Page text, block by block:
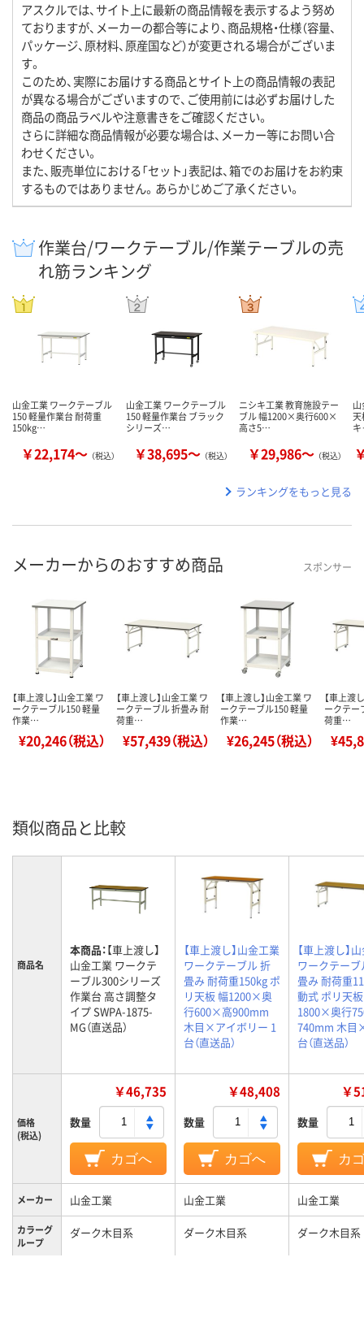
アスクルでは、サイト上に最新の商品情報を表示するよう努め
ておりますが、メーカーの都合等により、商品規格・仕様（容量、
パッケージ、原材料、原産国など）が変更される場合がございま
す。
このため、実際にお届けする商品とサイト上の商品情報の表記
が異なる場合がございますので、ご使用前には必ずお届けした
商品の商品ラベルや注意書きをご確認ください。
さらに詳細な商品情報が必要な場合は、メーカー等にお問い合
わせください。
また、販売単位における「セット」表記は、箱でのお届けをお約束
するものではありません。あらかじめご了承ください。
作業台/ワークテーブル/作業テーブルの売
れ筋ランキング
山金工業 ワークテーブル
150 軽量作業台 耐荷重
150kg…
￥22,174～ （税込）
山金工業 ワークテーブル
150 軽量作業台 ブラック
シリーズ…
￥38,695～ （税込）
ニシキ工業 教育施設テー
ブル 幅1200×奥行600×
高さ5…
￥29,986～ （税込）
天
ランキングをもっと見る
メーカーからのおすすめ商品 スポンサー
【車上渡し】山金工業 ワ
ークテーブル150 軽量
作業…
¥20,246（税込）
【車上渡し】山金工業 ワ
ークテーブル 折畳み 耐
荷重…
¥57,439（税込）
【車上渡し】山金工業 ワ
ークテーブル150 軽量
作業…
¥26,245（税込）
【車上渡
ークテー
荷重…
類似商品と比較
商品名
本商品：【車上渡し】
山金工業 ワークテ
ーブル300シリーズ
作業台 高さ調整タ
イプ SWPA-1875-
MG（直送品）
【車上渡し】山金工業
ワークテーブル 折
畳み 耐荷重150kg ポ
リ天板 幅1200×奥
行600×高900mm
木目×アイボリー 1
台（直送品）
【車上渡し】
ワークテーブ
畳み 耐荷重
動式 ポリ天
1800×奥行
740mm 木目
台（直送品）
価格
(税込)
￥46,735
数量
カゴへ
￥48,408
数量
カゴへ
￥
数量
カ
メーカー 山金工業 山金工業 山金工業
カラーグ
ループ
ダーク木目系 ダーク木目系 ダーク木目系